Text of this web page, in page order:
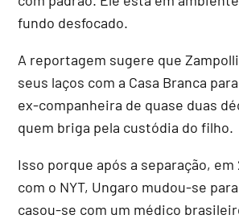
fundo desfocado.
A reportagem sugere que
seus laços com a Casa Branca
ex-companheira de quase duas
quem briga pela custódia do filho.
Isso porque após a separação,
com o NYT, Ungaro mudou-se
casou-se com um médico